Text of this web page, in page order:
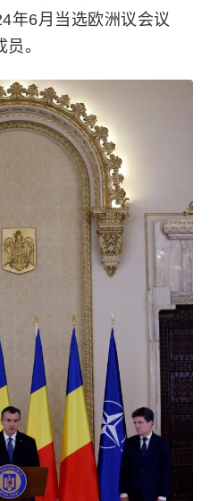
年6月当选欧洲议会议
。